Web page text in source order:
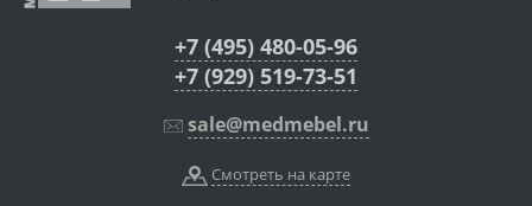
+7 (495) 480-05-96
+7 (929) 519-73-51
sale@medmebel.ru
Смотреть на карте